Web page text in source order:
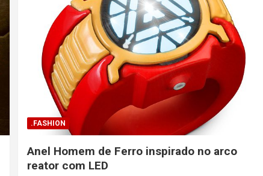
.FASHION
Anel Homem de Ferro inspirado no arco
reator com LED